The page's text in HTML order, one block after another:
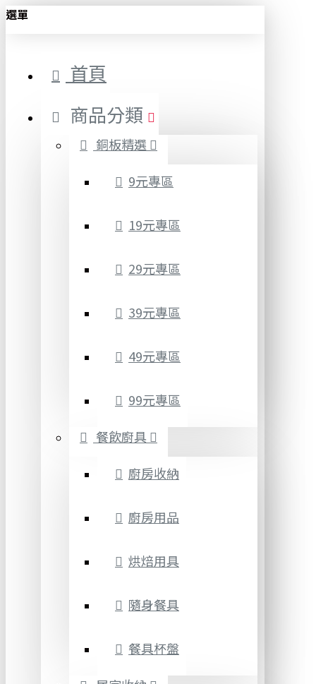
選單
首頁
商品分類
銅板精選
9元專區
19元專區
29元專區
39元專區
49元專區
99元專區
餐飲廚具
廚房收納
廚房用品
烘焙用具
隨身餐具
餐具杯盤